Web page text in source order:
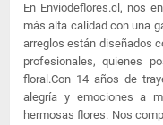
En Enviodeflores.cl, nos
más alta calidad con una
arreglos están diseñados
profesionales, quienes
floral.Con 14 años de
alegría y emociones a
hermosas flores. Nos